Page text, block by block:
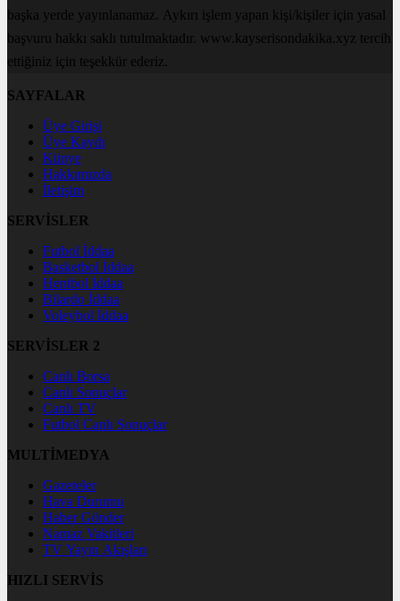
başka yerde yayınlanamaz. Aykırı işlem yapan kişi/kişiler için yasal
başvuru hakkı saklı tutulmaktadır. www.kayserisondakika.xyz tercih
ettiğiniz için teşekkür ederiz.
SAYFALAR
Üye Girişi
Üye Kaydı
Künye
Hakkımızda
İletişim
SERVİSLER
Futbol İddaa
Basketbol İddaa
Hentbol İddaa
Bilardo İddaa
Voleybol İddaa
SERVİSLER 2
Canlı Borsa
Canlı Sonuçlar
Canlı TV
Futbol Canlı Sonuçlar
MULTİMEDYA
Gazeteler
Hava Durumu
Haber Gönder
Namaz Vakitleri
TV Yayın Akışları
HIZLI SERVİS